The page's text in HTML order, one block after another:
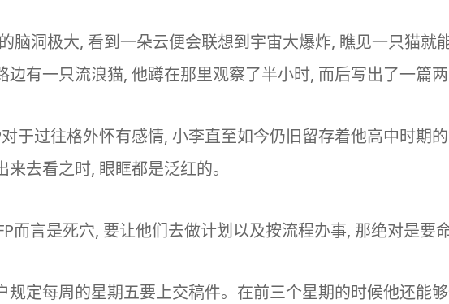
脑洞极大, 看到一朵云便会联想到宇宙大爆炸, 瞧见一只猫就
有一只流浪猫, 他蹲在那里观察了半小时, 而后写出了一篇两
于过往格外怀有感情, 小李直至如今仍旧留存着他高中时期
去看之时, 眼眶都是泛红的。
而言是死穴, 要让他们去做计划以及按流程办事, 那绝对是要命
定每周的星期五要上交稿件。在前三个星期的时候他还能